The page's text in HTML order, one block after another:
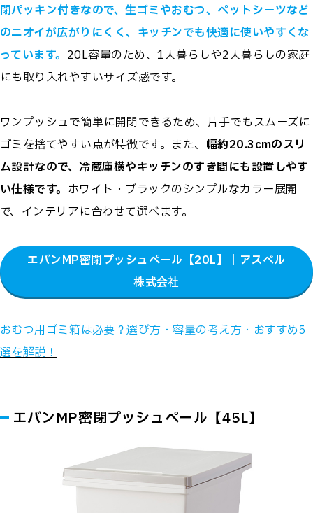
閉パッキン付きなので、生ゴミやおむつ、ペットシーツなど
のニオイが広がりにくく、キッチンでも快適に使いやすくな
っています。 20L容量のため、1人暮らしや2人暮らしの家庭
にも取り入れやすいサイズ感です。
ワンプッシュで簡単に開閉できるため、片手でもスムーズに
ゴミを捨てやすい点が特徴です。また、 幅約20.3cmのスリ
ム設計なので、冷蔵庫横やキッチンのすき間にも設置しやす
い仕様です。 ホワイト・ブラックのシンプルなカラー展開
で、インテリアに合わせて選べます。
エバンMP密閉プッシュペール【20L】｜アスベル
株式会社
おむつ用ゴミ箱は必要？選び方・容量の考え方・おすすめ5
選を解説！
エバンMP密閉プッシュペール【45L】